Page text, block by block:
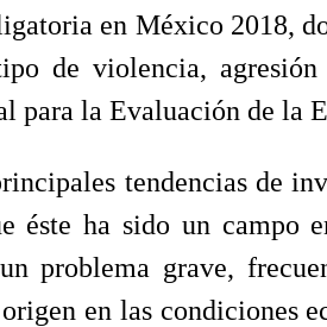
en México 2018,
de violencia,
para la Evaluación de la
tendencias de
éste ha sido un campo
problema grave,
en las condiciones